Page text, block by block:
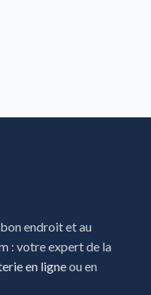
endroit et au
: votre expert de la
en ligneou en